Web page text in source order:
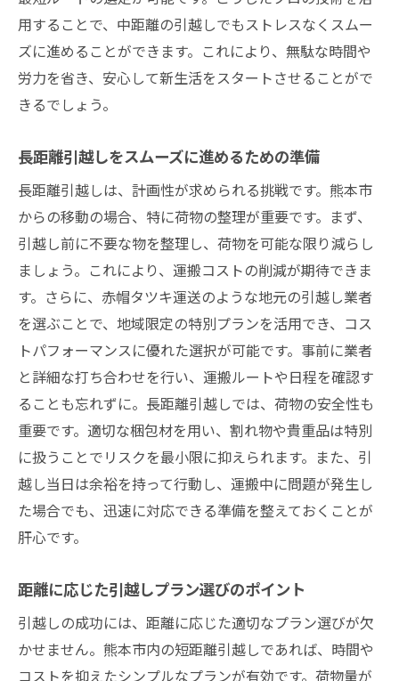
用することで、中距離の引越しでもストレスなくスムー
ズに進めることができます。これにより、無駄な時間や
労力を省き、安心して新生活をスタートさせることがで
きるでしょう。
長距離引越しをスムーズに進めるための準備
長距離引越しは、計画性が求められる挑戦です。熊本市
からの移動の場合、特に荷物の整理が重要です。まず、
引越し前に不要な物を整理し、荷物を可能な限り減らし
ましょう。これにより、運搬コストの削減が期待できま
す。さらに、赤帽タツキ運送のような地元の引越し業者
を選ぶことで、地域限定の特別プランを活用でき、コス
トパフォーマンスに優れた選択が可能です。事前に業者
と詳細な打ち合わせを行い、運搬ルートや日程を確認す
ることも忘れずに。長距離引越しでは、荷物の安全性も
重要です。適切な梱包材を用い、割れ物や貴重品は特別
に扱うことでリスクを最小限に抑えられます。また、引
越し当日は余裕を持って行動し、運搬中に問題が発生し
た場合でも、迅速に対応できる準備を整えておくことが
肝心です。
距離に応じた引越しプラン選びのポイント
引越しの成功には、距離に応じた適切なプラン選びが欠
かせません。熊本市内の短距離引越しであれば、時間や
コストを抑えたシンプルなプランが有効です。荷物量が